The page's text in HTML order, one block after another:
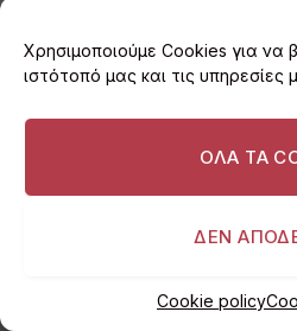
Χρησιμοποιούμε Cookies για να
ιστότοπό μας και τις υπηρεσίες
ΟΛΑ ΤΑ
ΔΕΝ
Cookie policy